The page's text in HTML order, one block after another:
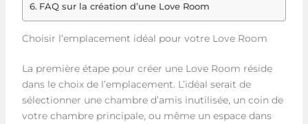
FAQ sur la création d’une Love Room
Choisir l’emplacement idéal pour votre Love Room
La première étape pour créer une Love Room réside
dans le choix de l’emplacement. L’idéal serait de
sélectionner une chambre d’amis inutilisée, un coin de
votre chambre principale, ou même un espace dans